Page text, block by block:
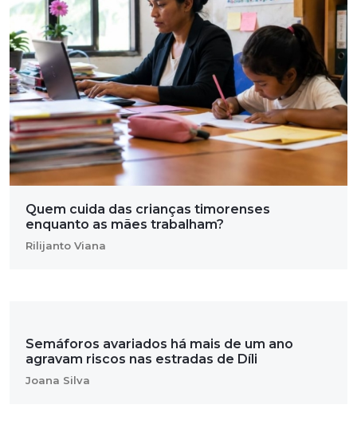
Quem cuida das crianças timorenses
enquanto as mães trabalham?
Rilijanto Viana
Semáforos avariados há mais de um ano
agravam riscos nas estradas de Díli
Joana Silva